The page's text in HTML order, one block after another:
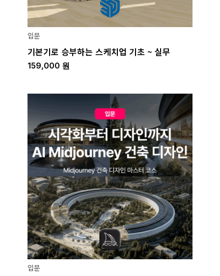
입문
기본기로 승부하는 스케치업 기초 ~ 실무
159,000 원
입문